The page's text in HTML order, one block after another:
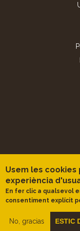
Usem les
experiència
En fer clic a qualsevol
consentiment explícit
No, gracias ESTIC